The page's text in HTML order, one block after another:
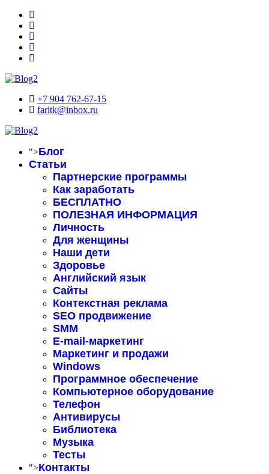
+7 904 762-67-15
faritk@inbox.ru
">Блог
Статьи
Партнерские программы
Как заработать
БЕСПЛАТНО
ПОЛЕЗНАЯ ИНФОРМАЦИЯ
Личность
Для женщины
Наши дети
Здоровье
Английский язык
Сайты
Контекстная реклама
SEO продвижение
SMM
E-mail-маркетинг
Маркетинг и продажи
Windows
Программное обеспечение
Компьютерное оборудование
Телефон
Антивирусы
Библиотека
Музыка
Тесты
">Контакты